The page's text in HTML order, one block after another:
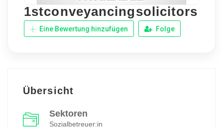
1stconveyancingsolicitors
Eine Bewertung hinzufügen Folge
Übersicht
Sektoren
Sozialbetreuer:in